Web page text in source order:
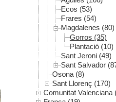
Ecos (53)
Frares (54)
Magdalenes (80)
Gorros (35)
Plantació (10)
Sant Jeroni (49)
Sant Salvador
Osona (8)
Sant Llorenç (170)
Comunitat Valenciana